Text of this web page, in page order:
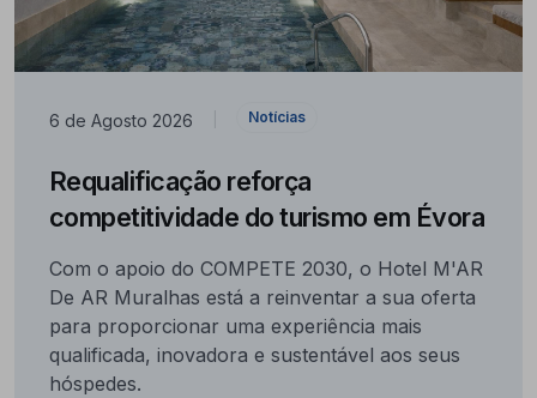
6 de Agosto 2026 Notícias
Requalificação reforça
competitividade do turismo em Évora
Com o apoio do COMPETE 2030, o Hotel M'AR
De AR Muralhas está a reinventar a sua oferta
para proporcionar uma experiência mais
qualificada, inovadora e sustentável aos seus
hóspedes.